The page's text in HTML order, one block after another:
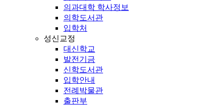
의과대학 학사정보
의학도서관
입학처
성신교정
대신학교
발전기금
신학도서관
입학안내
전례박물관
출판부